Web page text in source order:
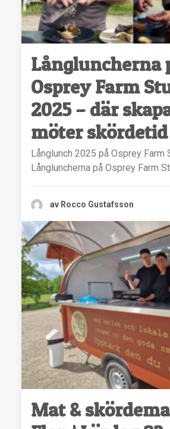
Långluncherna
Osprey Farm
2025 – där
möter skördetid
Långlunch 2025 på Osprey Farm
Långluncherna på Osprey Farm
av Rocco Gustafsson
Mat &